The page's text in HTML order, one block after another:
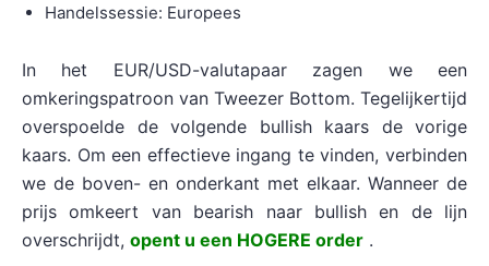
Handelssessie: Europees
In het EUR/USD-valutapaar zagen we een
omkeringspatroon van Tweezer Bottom. Tegelijkertijd
overspoelde de volgende bullish kaars de vorige
kaars. Om een effectieve ingang te vinden, verbinden
we de boven- en onderkant met elkaar. Wanneer de
prijs omkeert van bearish naar bullish en de lijn
overschrijdt, opent u een HOGERE order .